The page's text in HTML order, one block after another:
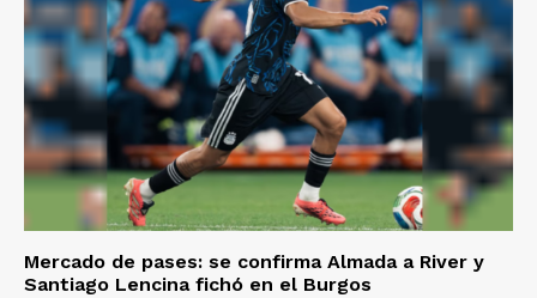
Mercado de pases: se confirma Almada a River y
Santiago Lencina fichó en el Burgos